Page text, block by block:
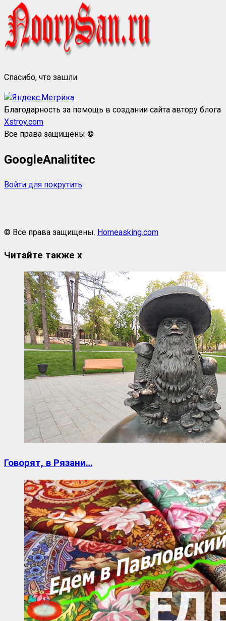
Спасибо, что зашли
Благодарность за помощь в создании сайта автору блога
Xstroy.com
Все права защищены ©
GoogleAnalititec
Войти для покрутить
© Все права защищены. Homeasking.com
Читайте также x
Говорят, в Рязани…